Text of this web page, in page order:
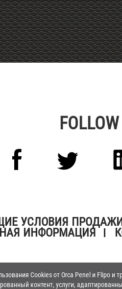
УСЛОВИЯ ПРОДАЖИ
ИНФОРМАЦИЯ
Cookies от Orca Penel и
контент, услуги,